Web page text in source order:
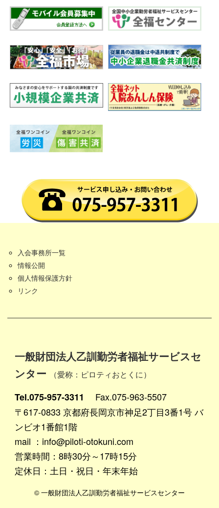
入会事務所一覧
情報公開
個人情報保護方針
リンク
一般財団法人乙訓勤労者福祉サービスセ
ンター
（愛称：ピロティおとくに）
Tel.075-957-3311
Fax.075-963-5507
〒617-0833 京都府長岡京市神足2丁目3番1号 バ
ンビオ1番館1階
mail ：info@piloti-otokuni.com
営業時間：8時30分～17時15分
定休日：土日・祝日・年末年始
© 一般財団法人乙訓勤労者福祉サービスセンター